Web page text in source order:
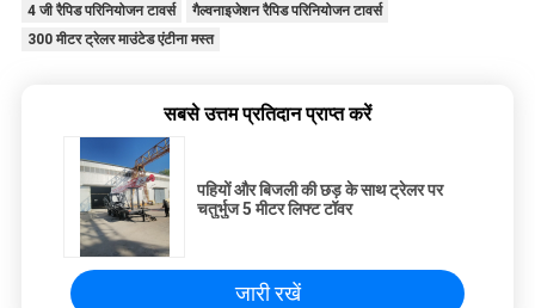
4 जी रैपिड परिनियोजन टावर्स
गैल्वनाइजेशन रैपिड परिनियोजन टावर्स
300 मीटर ट्रेलर माउंटेड एंटीना मस्त
सबसे उत्तम प्रतिदान प्राप्त करें
पहियों और बिजली की छड़ के साथ ट्रेलर पर
चतुर्भुज 5 मीटर लिफ्ट टॉवर
जारी रखें